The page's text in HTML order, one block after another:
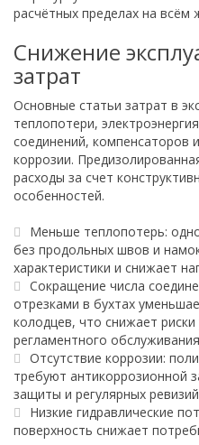
расчётных пределах на всём
Снижение
затрат
Основные статьи затрат в
теплопотери,
соединений, компенсаторов
коррозии.
расходы за счет
особенностей.
Меньше теплопотерь:
без продольных швов и
характеристики и снижает
Сокращение числа
отрезками в бухтах
колодцев, что снижает
регламентного
Отсутствие коррозии:
требуют антикоррозионной
защиты и регулярных
Низкие гидравлические
поверхность снижает